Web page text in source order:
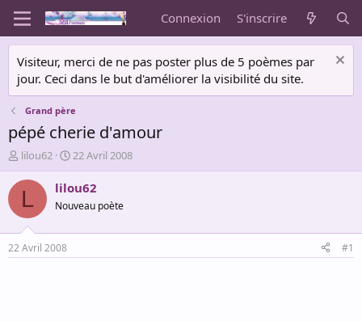
Connexion S'inscrire
Visiteur, merci de ne pas poster plus de 5 poèmes par
jour. Ceci dans le but d'améliorer la visibilité du site.
Grand père
pépé cherie d'amour
A
u
t
r
d
e
lilou62
D
a
t
d
é
22 Avril 2008
L lilou62
Nouveau poète
22 Avril 2008 #1